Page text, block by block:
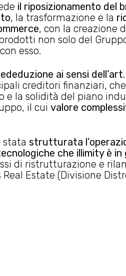
il riposizionamento del
, la trasformazione e la
, con la creazione
non solo del
esso.
ai sensi
creditori finanziari,
e la solidità del piano
il cui valore
stata strutturata
che illimity è
di ristrutturazione e
Estate (Divisione